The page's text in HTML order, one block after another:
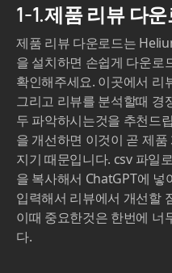
1-1.제품 리뷰 다
제품 리뷰 다운로드는
을 설치하면 손쉽게 다운로
확인해주세요. 이곳에서 리
그리고 리뷰를 분석할때 경
두 파악하시는것을 추천드
을 개선하면 이것이 곧 제
지기 때문입니다. csv 파일
을 복사해서 ChatGPT에
입력해서 리뷰에서 개선할
이때 중요한것은 한번에 너
다.